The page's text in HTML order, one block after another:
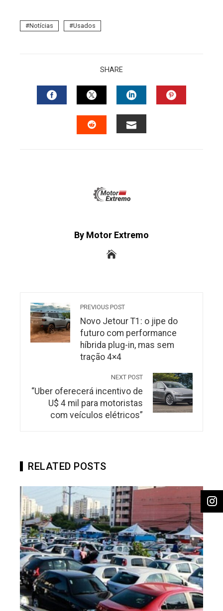
Notícias Usados
SHARE
FACEBOOKTWITTERLINKEDIN
By Motor Extremo
PREVIOUS POST
Novo Jetour T1: o jipe do
futuro com performance
híbrida plug-in, mas sem
tração 4×4
NEXT POST
“Uber oferecerá incentivo de
U$ 4 mil para motoristas
com veículos elétricos”
RELATED POSTS